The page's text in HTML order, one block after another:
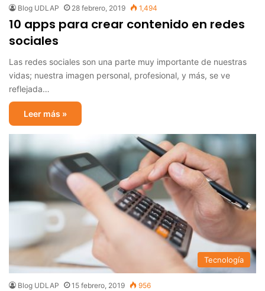
Blog UDLAP 28 febrero, 2019 1,494
10 apps para crear contenido en redes
sociales
Las redes sociales son una parte muy importante de nuestras
vidas; nuestra imagen personal, profesional, y más, se ve
reflejada…
Leer más »
Tecnología
Blog UDLAP 15 febrero, 2019 956